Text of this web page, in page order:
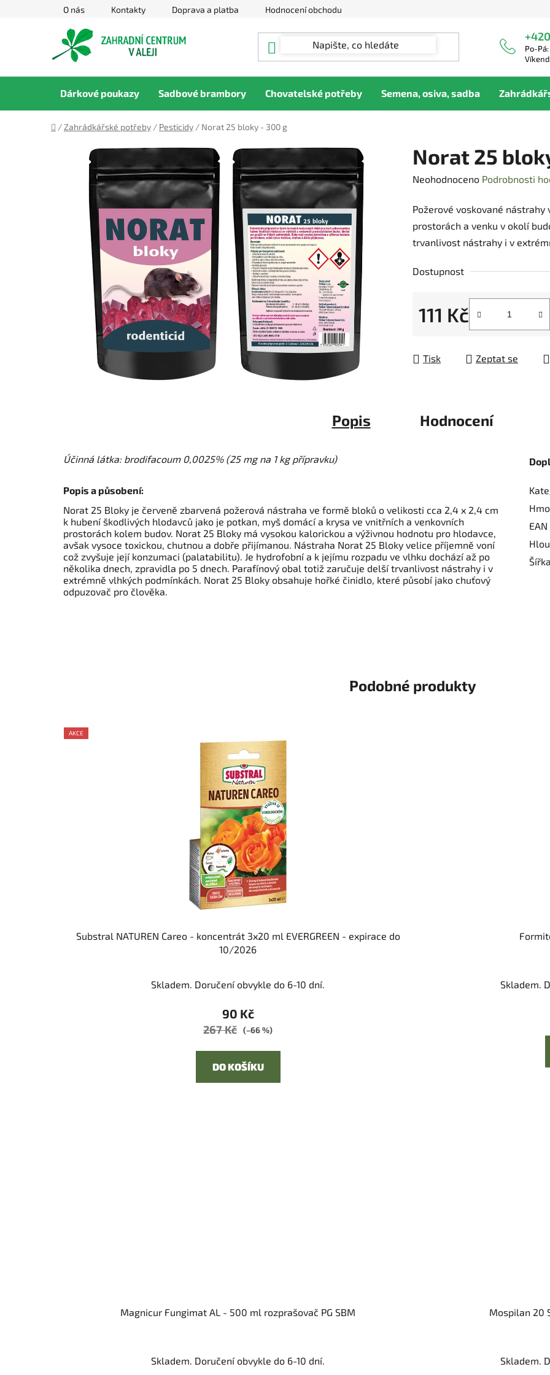
O nás Kontakty Doprava a platba Hodnocení obchodu
Po-
Dárkové poukazy Sadbové brambory Chovatelské potřeby Semena, osiva, sadba
Domů
/ Zahrádkářské potřeby / Pesticidy / Norat 25 bloky - 300 g
Norat 25
Průměrné
produktu
je
0,0
5
Neohodnoceno Podrobnosti
Požerové voskované
prostorách a venku v okolí
trvanlivost nástrahy i v
Dostupnost
111 Kč
Měrná cena:
Tisk Zeptat se
Popis Hodnocení
Účinná látka: brodifacoum 0,0025% (25 mg na 1 kg přípravku)
Popis a působení:
Norat 25 Bloky je červeně zbarvená požerová nástraha ve formě bloků o velikosti cca 2,4 x 2,4 cm
k hubení škodlivých hlodavců jako je potkan, myš domácí a krysa ve vnitřních a venkovních
prostorách kolem budov. Norat 25 Bloky má vysokou kalorickou a výživnou hodnotu pro hlodavce,
avšak vysoce toxickou, chutnou a dobře přijímanou. Nástraha Norat 25 Bloky velice příjemně voní
což zvyšuje její konzumaci (palatabilitu). Je hydrofobní a k jejímu rozpadu ve vlhku dochází až po
několika dnech, zpravidla po 5 dnech. Parafínový obal totiž zaručuje delší trvanlivost nástrahy i v
extrémně vlhkých podmínkách. Norat 25 Bloky obsahuje hořké činidlo, které působí jako chuťový
odpuzovač pro člověka.
EAN
Podobné produkty
AKCE
Substral NATUREN Careo - koncentrát 3x20 ml EVERGREEN - expirace do
10/2026
Skladem. Doručení obvykle do 6-10 dní.
90 Kč
267 Kč (–66 %)
DO KOŠÍKU
Skladem.
Magnicur Fungimat AL - 500 ml rozprašovač PG SBM
Skladem. Doručení obvykle do 6-10 dní.
Mospilan 20
Skladem.